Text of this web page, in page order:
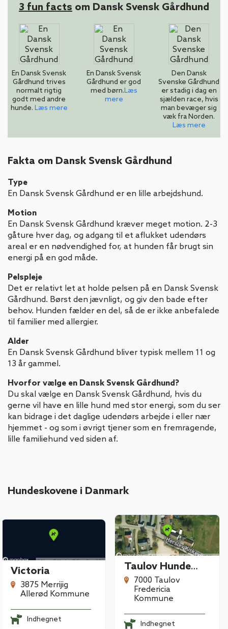
3 fun facts om Dansk Svensk Gårdhund
En Dansk Svensk
Gårdhund trives
normalt rigtig
godt med andre
hunde. Læs mere
En Dansk Svensk
Gårdhund er god
med børn.Læs
mere
Den Dansk
Svenske Gårdhund
er stadig i dag en
sjælden race, hvis
man bevæger sig
væk fra Norden.
Læs mere
Fakta om Dansk Svensk Gårdhund
Type
En Dansk Svensk Gårdhund er en lille arbejdshund.
Motion
En Dansk Svensk Gårdhund kræver meget motion. 2-3
gåture hver dag, og adgang til et aflukket udendørs
areal er en nødvendighed for, at hunden får brugt sin
energi på en god måde.
Pelspleje
Det er relativt let at holde pelsen på en Dansk Svensk
Gårdhund. Børst den jævnligt, og giv den bade efter
behov. Hunden fælder en del, så de er ikke anbefalede
til familier med allergier.
Alder
En Dansk Svensk Gårdhund bliver typisk mellem 11 og
13 år gammel.
Hvorfor vælge en Dansk Svensk Gårdhund?
Du skal vælge en Dansk Svensk Gårdhund, hvis du
gerne vil have en lille hund med stor energi, som du ser
kan bidrage i det daglige udendørs arbejde i eller nær
hjemmet - og som i øvrigt tjener som en fremragende,
lille familiehund ved siden af.
Hundeskovene i Danmark
Victoria
3875 Merrijig
Allerød Kommune
Indhegnet
Taulov Hundemark
7000 Taulov
Fredericia
Kommune
Indhegnet